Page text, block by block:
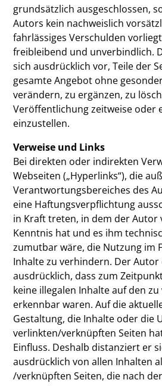
grundsätzlich ausgeschlossen,
Autors kein nachweislich
fahrlässiges Verschulden
freibleibend und unverbindlich.
sich ausdrücklich vor, Teile der
gesamte Angebot ohne
verändern, zu ergänzen, zu
Veröffentlichung zeitweise oder
einzustellen.
Verweise und Links
Bei direkten oder indirekten
Webseiten („Hyperlinks“), die
Verantwortungsbereiches des
eine Haftungsverpflichtung
in Kraft treten, in dem der Autor
Kenntnis hat und es ihm
zumutbar wäre, die Nutzung im
Inhalte zu verhindern. Der
ausdrücklich, dass zum
keine illegalen Inhalte auf den
erkennbar waren. Auf die
Gestaltung, die Inhalte oder die
verlinkten/verknüpften Seiten
Einfluss. Deshalb distanziert er
ausdrücklich von allen Inhalten
/verknüpften Seiten, die nach